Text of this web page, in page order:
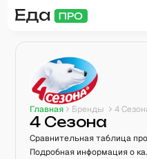
Главная Бренды 4
4 Сезона
Сравнительная таблица
Подробная информация о